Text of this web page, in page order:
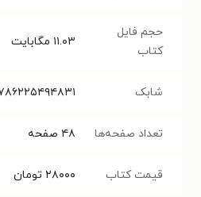
حجم فایل
کتاب
۱۱.۰۳ مگابایت
شابک
تعداد صفحه‌ها ۴۸ صفحه
قیمت کتاب ۲۸۰۰۰ تومان